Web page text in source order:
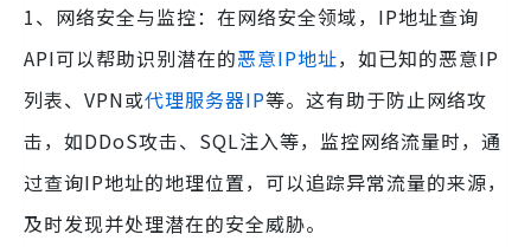
1、网络安全与监控：在网络安全领域，IP地址查询
API可以帮助识别潜在的恶意IP地址，如已知的恶意IP
列表、VPN或代理服务器IP等。这有助于防止网络攻
击，如DDoS攻击、SQL注入等，监控网络流量时，通
过查询IP地址的地理位置，可以追踪异常流量的来源，
及时发现并处理潜在的安全威胁。